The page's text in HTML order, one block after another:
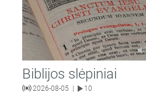
Biblijos slėpiniai
2026-08-05 10